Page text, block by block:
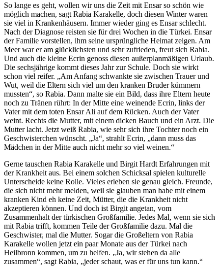
So lange es geht, wollen wir uns die Zeit mit Ensar so schön wie
möglich machen, sagt Rabia Karakelle, doch diesen Winter waren
sie viel in Krankenhäusern. Immer wieder ging es Ensar schlecht.
Nach der Diagnose reisten sie für drei Wochen in die Türkei. Ensar
der Familie vorstellen, ihm seine ursprüngliche Heimat zeigen. Am
Meer war er am glücklichsten und sehr zufrieden, freut sich Rabia.
Und auch die kleine Ecrin genoss diesen außerplanmäßigen Urlaub.
Die sechsjährige kommt dieses Jahr zur Schule. Doch sie wirkt
schon viel reifer. „Am Anfang schwankte sie zwischen Trauer und
Wut, weil die Eltern sich viel um den kranken Bruder kümmern
mussten“, so Rabia. Dann malte sie ein Bild, dass ihre Eltern heute
noch zu Tränen rührt: In der Mitte eine weinende Ecrin, links der
Vater mit dem toten Ensar Ali auf dem Rücken. Auch der Vater
weint. Rechts die Mutter, mit einem dicken Bauch und ein Arzt. Die
Mutter lacht. Jetzt weiß Rabia, wie sehr sich ihre Tochter noch ein
Geschwisterchen wünscht. „Ja“, strahlt Ecrin, „dann muss das
Mädchen in der Mitte auch nicht mehr so viel weinen.“
Gerne tauschen Rabia Karakelle und Birgit Hardt Erfahrungen mit
der Krankheit aus. Bei einem solchen Schicksal spielen kulturelle
Unterscheide keine Rolle. Vieles erleben sie genau gleich. Freunde,
die sich nicht mehr melden, weil sie glauben man habe mit einem
kranken Kind eh keine Zeit, Mütter, die die Krankheit nicht
akzeptieren können. Und doch ist Birgit angetan, vom
Zusammenhalt der türkischen Großfamilie. Jedes Mal, wenn sie sich
mit Rabia trifft, kommen Teile der Großfamilie dazu. Mal die
Geschwister, mal die Mutter. Sogar die Großeltern von Rabia
Karakelle wollen jetzt ein paar Monate aus der Türkei nach
Heilbronn kommen, um zu helfen. „Ja, wir stehen da alle
zusammen“, sagt Rabia, „jeder schaut, was er für uns tun kann.“